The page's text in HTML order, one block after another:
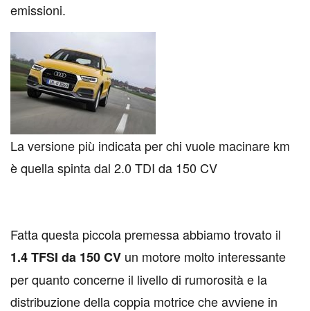
emissioni.
La versione più indicata per chi vuole macinare km
è quella spinta dal 2.0 TDI da 150 CV
Fatta questa piccola premessa abbiamo trovato il
1.4 TFSI da 150 CV un motore molto interessante
per quanto concerne il livello di rumorosità e la
distribuzione della coppia motrice che avviene in